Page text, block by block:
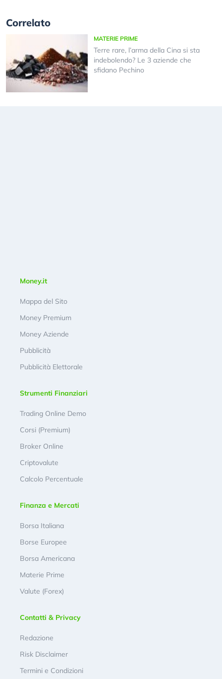
Correlato
MATERIE PRIME
Terre rare, l’arma della Cina si sta
indebolendo? Le 3 aziende che
sfidano Pechino
Money.it
Mappa del Sito
Money Premium
Money Aziende
Pubblicità
Pubblicità Elettorale
Strumenti Finanziari
Trading Online Demo
Corsi (Premium)
Broker Online
Criptovalute
Calcolo Percentuale
Finanza e Mercati
Borsa Italiana
Borse Europee
Borsa Americana
Materie Prime
Valute (Forex)
Contatti & Privacy
Redazione
Risk Disclaimer
Termini e Condizioni